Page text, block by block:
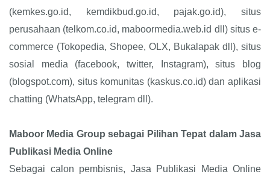
(kemkes.go.id, kemdikbud.go.id, pajak.go.id), situs
perusahaan (telkom.co.id, maboormedia.web.id dll) situs e-
commerce (Tokopedia, Shopee, OLX, Bukalapak dll), situs
sosial media (facebook, twitter, Instagram), situs blog
(blogspot.com), situs komunitas (kaskus.co.id) dan aplikasi
chatting (WhatsApp, telegram dll).
Maboor Media Group sebagai Pilihan Tepat dalam Jasa
Publikasi Media Online
Sebagai calon pembisnis, Jasa Publikasi Media Online